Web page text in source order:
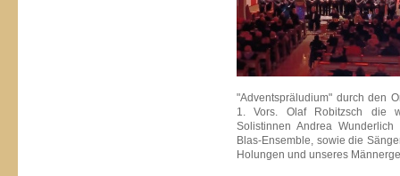
"Adventspräludium" durch den
1. Vors. Olaf Robitzsch die
Solistinnen Andrea
Blas-Ensemble, sowie die
Holungen und unseres